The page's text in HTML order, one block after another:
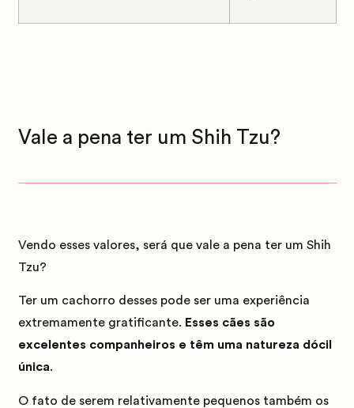
Vale a pena ter um Shih Tzu?
Vendo esses valores, será que vale a pena ter um Shih
Tzu?
Ter um cachorro desses pode ser uma experiência
extremamente gratificante. Esses cães são
excelentes companheiros e têm uma natureza dócil
única.
O fato de serem relativamente pequenos também os